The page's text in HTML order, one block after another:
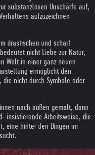
substanzlosen Unschärfe auf,
aufzuzeichnen
drastischen und scharf
nicht Liebe zur Natur,
Welt in einer ganz neuen
ermöglicht den
die nicht durch Symbole oder
nach außen gemalt, dann
insistierende Arbeitsweise, die
eine hinter den Dingen im